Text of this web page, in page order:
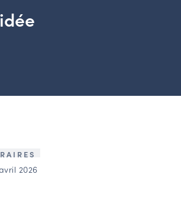
À LA NEWSLETTER
PHARES
2026